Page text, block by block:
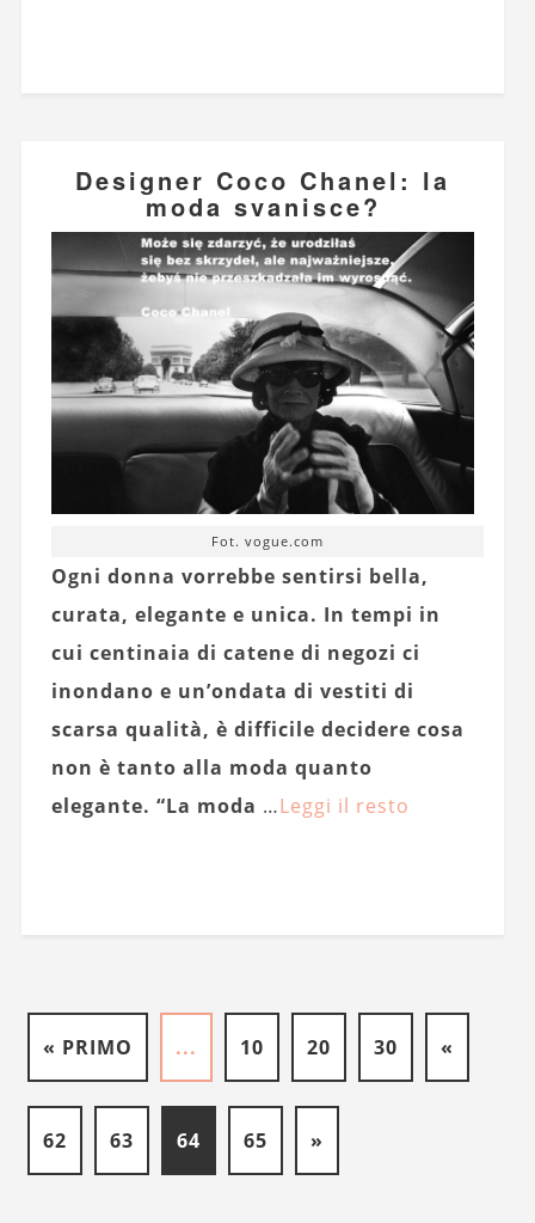
Designer Coco Chanel: la
moda svanisce?
Fot. vogue.com
Ogni donna vorrebbe sentirsi bella,
curata, elegante e unica. In tempi in
cui centinaia di catene di negozi ci
inondano e un’ondata di vestiti di
scarsa qualità, è difficile decidere cosa
non è tanto alla moda quanto
elegante. “La moda …Leggi il resto
« PRIMO ... 10 20 30 «
62 63 64 65 »